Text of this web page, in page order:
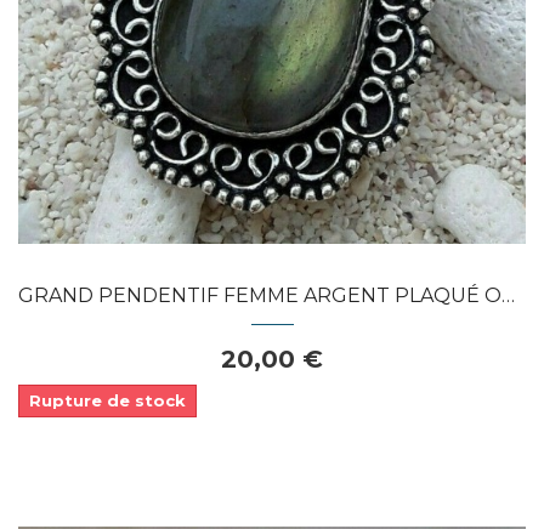
APERÇU RAPIDE
GRAND PENDENTIF FEMME ARGENT PLAQUÉ ORNÉ...
20,00 €
Rupture de stock